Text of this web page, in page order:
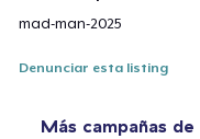
mad-man-2025
Denunciar esta listing
Más campañas de